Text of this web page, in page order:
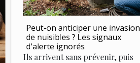
Peut-on anticiper une invasion
de nuisibles ? Les signaux
d'alerte ignorés
Ils arrivent sans prévenir, puis